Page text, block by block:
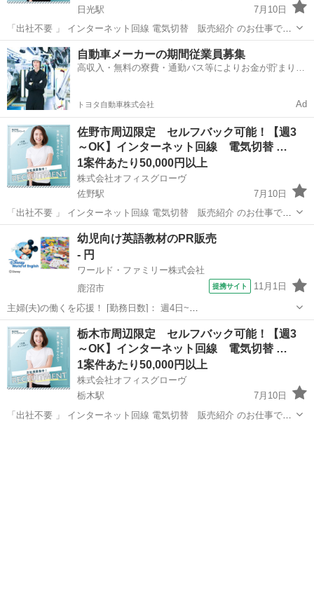
日光駅
7月10日
「出社不要 」 インターネット回線 電気切替 販売紹介 のお仕事で
す。 私たちは地域の人々に役立つ 大手通信キャリアのインターネット
回線 の商品やサービスをご案内し、ご契約いただきます。 【主な仕事
内容】 ・お...
栃木 日光市 日光駅 セルフ
自動車メーカーの期間従業員募集
高収入・無料の寮費・通勤バス等によりお金が貯まりや
トヨタ自動車株式会社 Ad
佐野市周辺限定 セルフバック可能！【週3
～OK】インターネット回線 電気切替 …
1案件あたり50,000円以上
株式会社オフィスグローヴ
佐野駅
7月10日
「出社不要 」 インターネット回線 電気切替 販売紹介 のお仕事で
す。 私たちは地域の人々に役立つ 大手通信キャリアのインターネット
回線 の商品やサービスをご案内し、ご契約いただきます。 【主な仕事
内容】 ・お...
佐野駅 営業 セルフ
幼児向け英語教材のPR販売
- 円
ワールド・ファミリー株式会社
鹿沼市
提携サイト 11月1日
主婦(夫)の働くを応援！ [勤務日数]： 週4日~
10:00~17:00/10:00~16:00/10:00~15:00/09:30~14:00 [勤務地・最寄
駅]： 栃木県鹿沼市 ※勤務エリア選択可 ワールド・ファ...
栃木 鹿沼市 営業
栃木市周辺限定 セルフバック可能！【週3
～OK】インターネット回線 電気切替 …
1案件あたり50,000円以上
株式会社オフィスグローヴ
栃木駅
7月10日
「出社不要 」 インターネット回線 電気切替 販売紹介 のお仕事で